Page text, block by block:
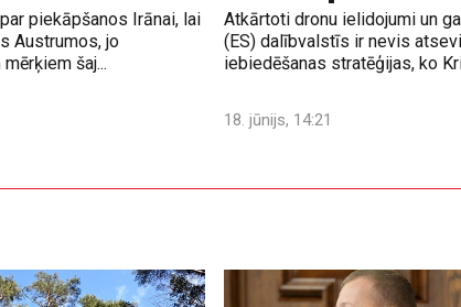
piekāpšanos Irānai, lai
Austrumos, jo
šaj...
Atkārtoti dronu ielidojumi un
(ES) dalībvalstīs ir nevis
iebiedēšanas stratēģijas, ko
18. jūnijs, 14:21